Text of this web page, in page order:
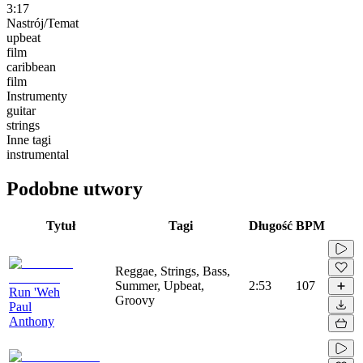
3:17
Nastrój/Temat
upbeat
film
caribbean
film
Instrumenty
guitar
strings
Inne tagi
instrumental
Podobne utwory
Tytuł Tagi Długość BPM
Run 'Weh
Paul
Anthony
Reggae, Strings, Bass,
Summer, Upbeat,
Groovy
2:53 107